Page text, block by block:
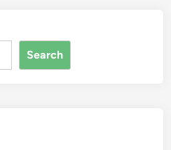
Search